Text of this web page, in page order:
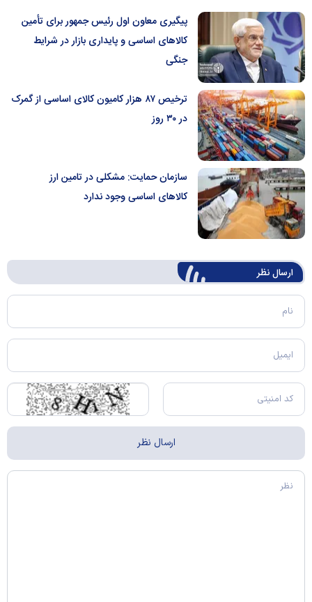
پیگیری‌ معاون اول رئیس جمهور برای تأمین
کالا‌های اساسی و پایداری بازار در شرایط
جنگی
ترخیص ۸۷ هزار کامیون کالای اساسی از گمرک
در ۳۰ روز
سازمان حمایت: مشکلی در تامین ارز
کالا‌های اساسی وجود ندارد
ارسال‌ نظر